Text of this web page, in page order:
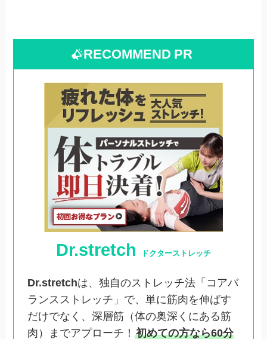
RECOMMEND PR
Dr.stretch ドクターストレッチ
Dr.stretchは、独自のストレッチ法「コアバ
ランスストレッチ」で、単に筋肉を伸ばす
だけでなく、深層筋（体の奥深くにある筋
肉）までアプローチ！ 初めての方なら60分